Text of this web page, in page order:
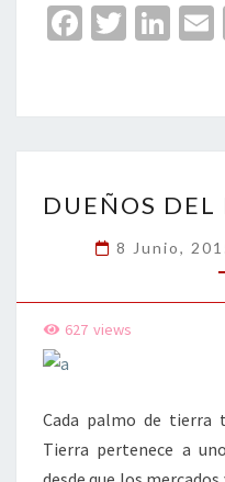
Fa
o
o
k
T
er
Li
dI
n
l
DUEÑOS
8 Junio,
627 views
Cada palmo de tierra
Tierra pertenece a